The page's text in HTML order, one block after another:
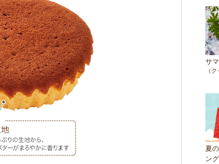
サ
（
夏
ン